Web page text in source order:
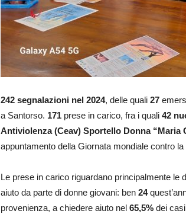
242 segnalazioni nel 2024, delle quali 27
a Santorso. 171 prese in carico, fra i quali 42
Antiviolenza (Ceav) Sportello Donna “Maria
appuntamento della Giornata mondiale contro
Le prese in carico riguardano principalmente le
aiuto da parte di donne giovani: ben 24
provenienza, a chiedere aiuto nel 65,5% dei